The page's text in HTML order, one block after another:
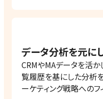
データ分析を元に
CRMやMAデータを活
覧履歴を基にした分析
ーケティング戦略へのフ